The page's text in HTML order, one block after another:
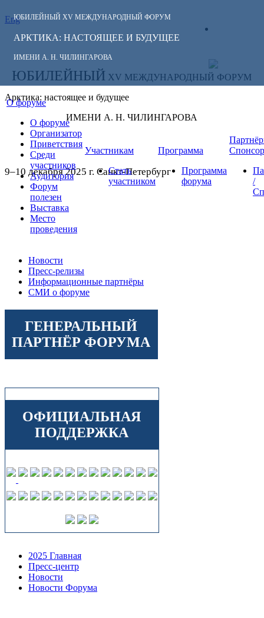
ЮБИЛЕЙНЫЙ XV МЕЖДУНАРОДНЫЙ ФОРУМ
АРКТИКА: НАСТОЯЩЕЕ И БУДУЩЕЕ
ИМЕНИ А. Н. ЧИЛИНГАРОВА
Eng
СЛЕДИТЕ ЗА
НОВОСТЯМИ
ФОРУМА:
ЮБИЛЕЙНЫЙ XV МЕЖДУНАРОДНЫЙ ФОРУМ
Арктика: настоящее и будущее
ИМЕНИ А. Н. ЧИЛИНГАРОВА
9–10 декабря 2025 г. Санкт-Петербург
О форуме
О форуме
Организатор
Приветствия
Среди
участников
Аудитория
Форум
полезен
Выставка
Место
проведения
Участникам
Стать
участником
Программа
Программа
форума
/
Новости
Пресс-релизы
Информационные партнёры
СМИ о форуме
ГЕНЕРАЛЬНЫЙ
ПАРТНЁР ФОРУМА
ОФИЦИАЛЬНАЯ
ПОДДЕРЖКА
2025 Главная
Пресс-центр
Новости
Новости Форума